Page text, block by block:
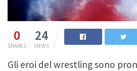
0
SHARES
24
VIEWS
Gli eroi del wrestling sono